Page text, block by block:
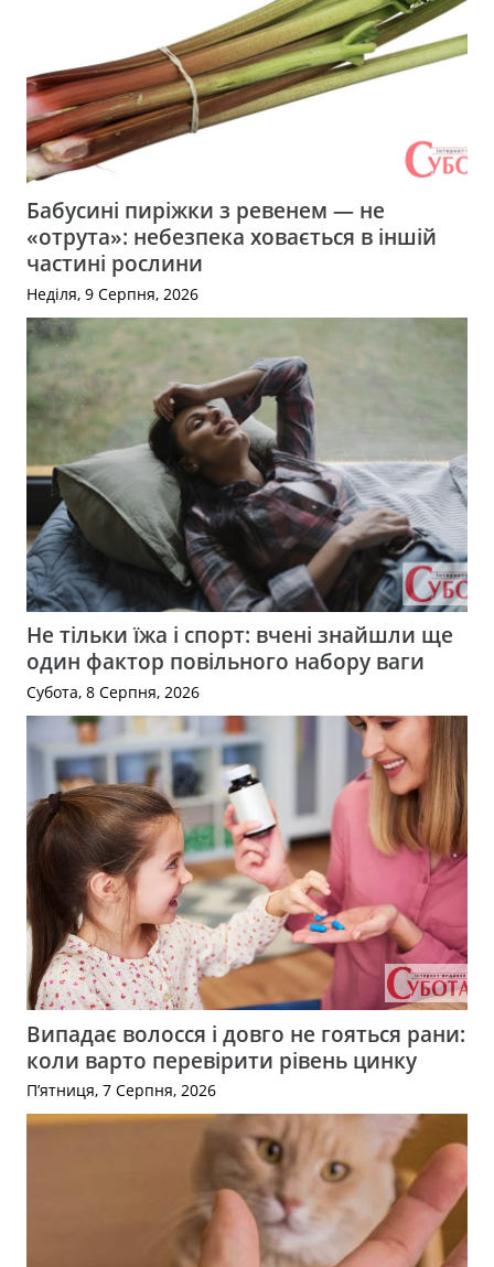
Бабусині пиріжки з ревенем — не
«отрута»: небезпека ховається в іншій
частині рослини
Неділя, 9 Серпня, 2026
Не тільки їжа і спорт: вчені знайшли ще
один фактор повільного набору ваги
Субота, 8 Серпня, 2026
Випадає волосся і довго не гояться рани:
коли варто перевірити рівень цинку
П’ятниця, 7 Серпня, 2026